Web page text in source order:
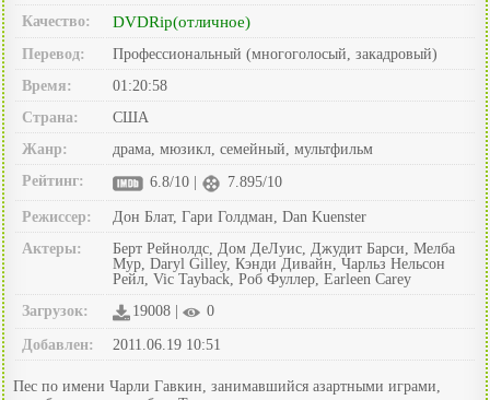
Качество:
DVDRip(отличное)
Перевод:
Профессиональный (многоголосый, закадровый)
Время:
01:20:58
Страна:
США
Жанр:
драма, мюзикл, семейный, мультфильм
Рейтинг:
6.8/10 | 7.895/10
Режиссер:
Дон Блат, Гари Голдман, Dan Kuenster
Актеры:
Берт Рейнолдс, Дом ДеЛуис, Джудит Барси, Мелба
Мур, Daryl Gilley, Кэнди Дивайн, Чарльз Нельсон
Рейл, Vic Tayback, Роб Фуллер, Earleen Carey
Загрузок:
19008 | 0
Добавлен: 2011.06.19 10:51
Пес по имени Чарли Гавкин, занимавшийся азартными играми,